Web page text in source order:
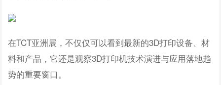
在TCT亚洲展，不仅仅可以看到最新的3D打印设备、材
料和产品，它还是观察3D打印机技术演进与应用落地趋
势的重要窗口。